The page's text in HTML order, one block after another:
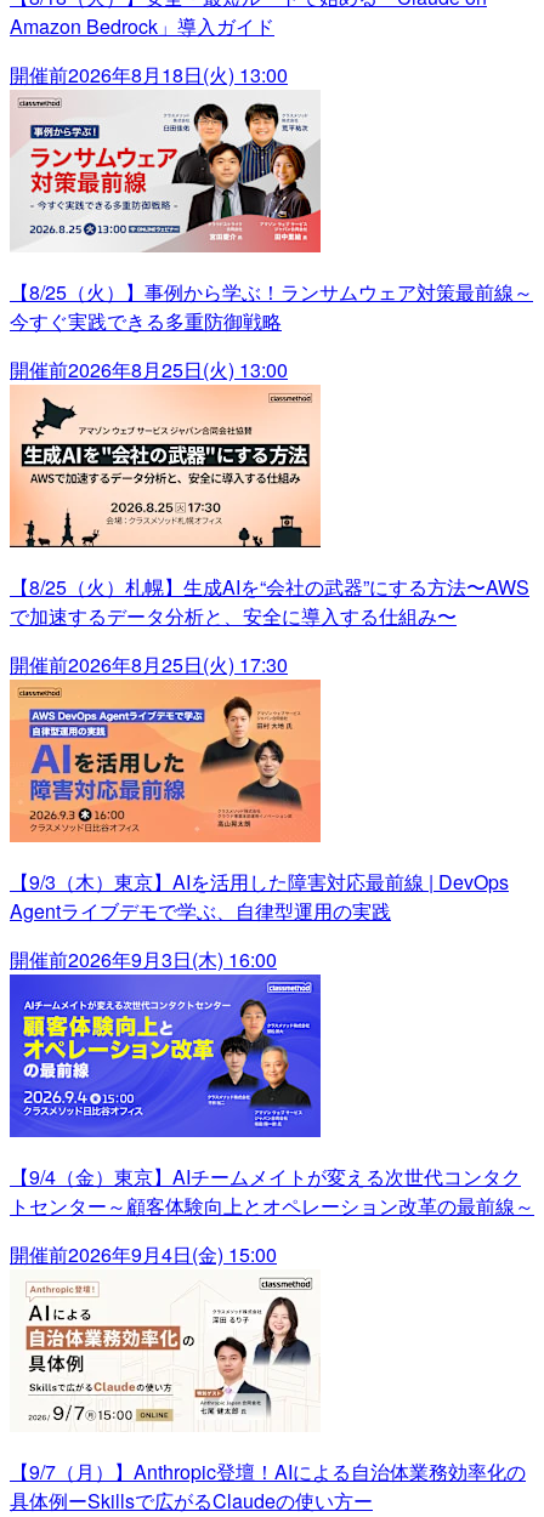
Amazon Bedrock」導入ガイド
開催前2026年8月18日(火) 13:00
【8/25（火）】事例から学ぶ！ランサムウェア対策最前線～
今すぐ実践できる多重防御戦略
開催前2026年8月25日(火) 13:00
【8/25（火）札幌】生成AIを“会社の武器”にする方法〜AWS
で加速するデータ分析と、安全に導入する仕組み〜
開催前2026年8月25日(火) 17:30
【9/3（木）東京】AIを活用した障害対応最前線 | DevOps
Agentライブデモで学ぶ、自律型運用の実践
開催前2026年9月3日(木) 16:00
【9/4（金）東京】AIチームメイトが変える次世代コンタク
トセンター～顧客体験向上とオペレーション改革の最前線～
開催前2026年9月4日(金) 15:00
【9/7（月）】Anthropic登壇！AIによる自治体業務効率化の
具体例ーSkillsで広がるClaudeの使い方ー